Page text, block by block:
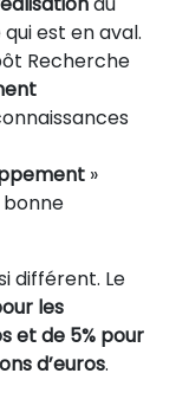
est en aval.
Recherche
»
différent. Le
les
et de 5% pour
d’euros.